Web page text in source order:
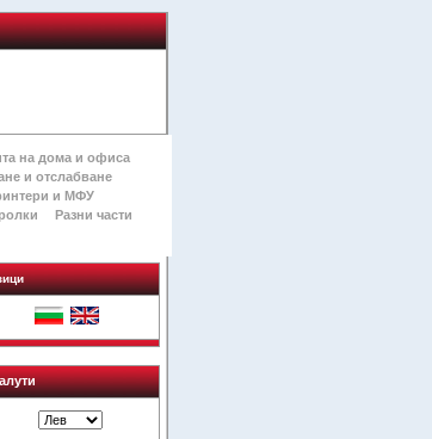
на дома и офиса
и отслабване
и МФУ
Разни части